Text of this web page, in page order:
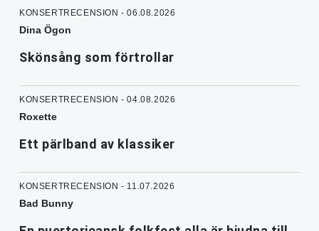
KONSERTRECENSION - 06.08.2026
Dina Ögon
Skönsång som förtrollar
KONSERTRECENSION - 04.08.2026
Roxette
Ett pärlband av klassiker
KONSERTRECENSION - 11.07.2026
Bad Bunny